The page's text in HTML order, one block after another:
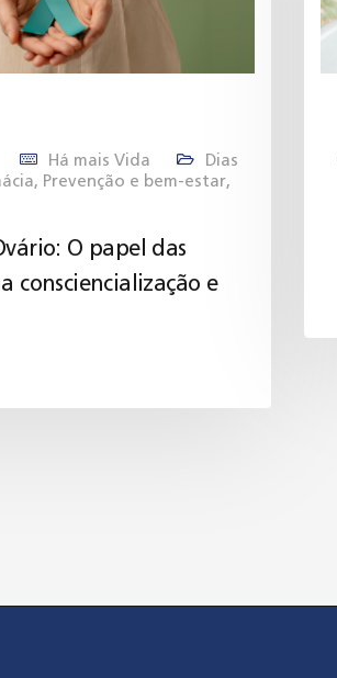
Há mais Vida
Dias
, Prevenção e bem-estar,
O papel das
consciencialização e